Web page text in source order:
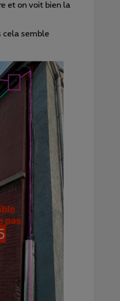
et on voit bien la
cela semble